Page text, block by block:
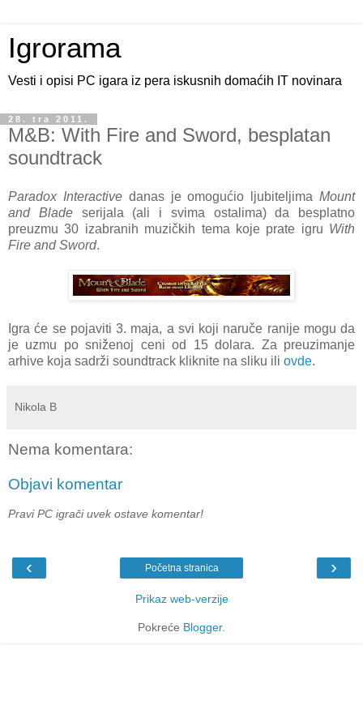
Igrorama
Vesti i opisi PC igara iz pera iskusnih domaćih IT novinara
28. tra 2011.
M&B: With Fire and Sword, besplatan
soundtrack
Paradox Interactivedanas je omogućio ljubiteljimaMount
and Bladeserijala (ali i svima ostalima) da besplatno
preuzmu 30 izabranih muzičkih tema koje prate igru With
Fire and Sword.
Igra će se pojaviti 3. maja, a svi koji naruče ranije mogu da
je uzmu po sniženoj ceni od 15 dolara. Za preuzimanje
arhive koja sadrži soundtrack kliknite na sliku ili ovde.
Nikola B
Nema komentara:
Objavi komentar
Pravi PC igrači uvek ostave komentar!
‹ ›
Početna stranica
Prikaz web-verzije
Pokreće Blogger.